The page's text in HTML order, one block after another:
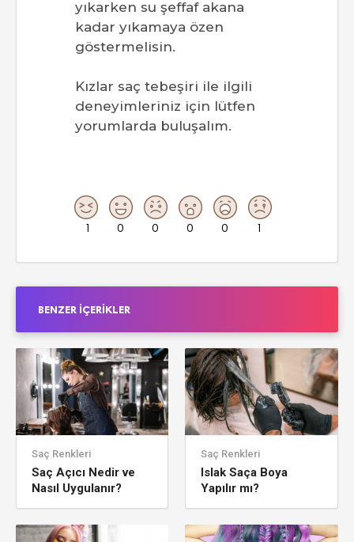
yıkarken su şeffaf akana
kadar yıkamaya özen
göstermelisin.
Kızlar saç tebeşiri ile ilgili
deneyimleriniz için lütfen
yorumlarda buluşalım.
0 0 0 0
BENZER İÇERIKLER
Saç Renkleri
Saç Açıcı Nedir ve
Nasıl Uygulanır?
Saç Renkleri
Islak Saça Boya
Yapılır mı?